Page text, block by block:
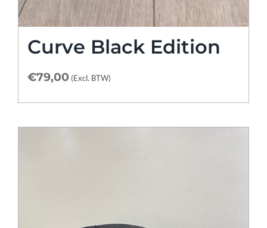
Curve Black Edition
€79,00 (Excl. BTW)